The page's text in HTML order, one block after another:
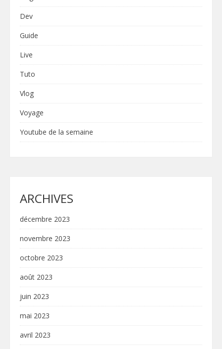
Dev
Guide
Live
Tuto
Vlog
Voyage
Youtube de la semaine
ARCHIVES
décembre 2023
novembre 2023
octobre 2023
août 2023
juin 2023
mai 2023
avril 2023